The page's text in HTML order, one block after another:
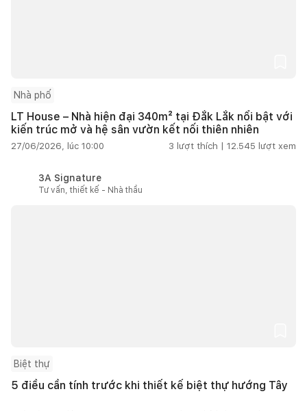
Nhà phố
LT House – Nhà hiện đại 340m² tại Đắk Lắk nổi bật với
kiến trúc mở và hệ sân vườn kết nối thiên nhiên
27/06/2026, lúc 10:00 3 lượt thích | 12.545 lượt xem
3A Signature
Tư vấn, thiết kế - Nhà thầu
Biệt thự
5 điều cần tính trước khi thiết kế biệt thự hướng Tây